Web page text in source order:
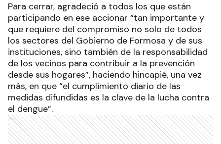
Para cerrar, agradeció a todos los que están
participando en ese accionar “tan importante y
que requiere del compromiso no solo de todos
los sectores del Gobierno de Formosa y de sus
instituciones, sino también de la responsabilidad
de los vecinos para contribuir a la prevención
desde sus hogares”, haciendo hincapié, una vez
más, en que “el cumplimiento diario de las
medidas difundidas es la clave de la lucha contra
el dengue”.
Ads